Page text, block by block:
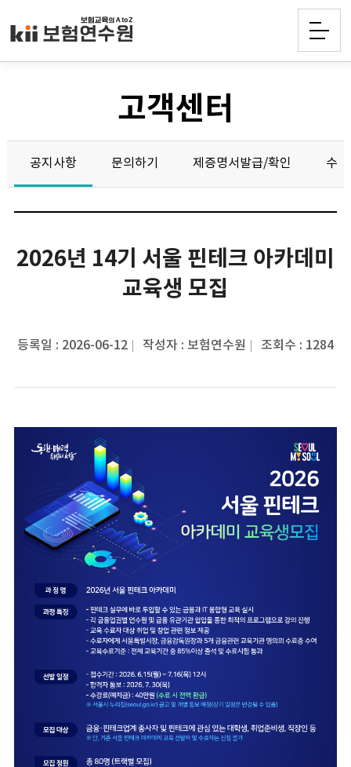
고객센터
공지사항 문의하기 제증명서발급/확인 수
2026년 14기 서울 핀테크 아카데미
교육생 모집
등록일 : 2026-06-12 작성자 : 보험연수원 조회수 : 1284